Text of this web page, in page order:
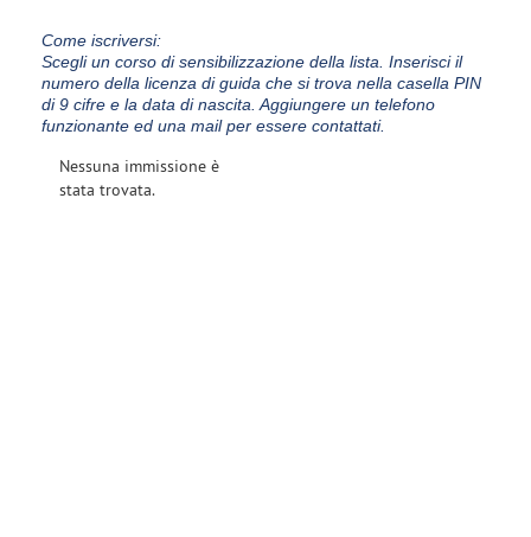
Come iscriversi:
Scegli un corso di sensibilizzazione della lista. Inserisci il
numero della licenza di guida che si trova nella casella PIN
di 9 cifre e la data di nascita. Aggiungere un telefono
funzionante ed una mail per essere contattati.